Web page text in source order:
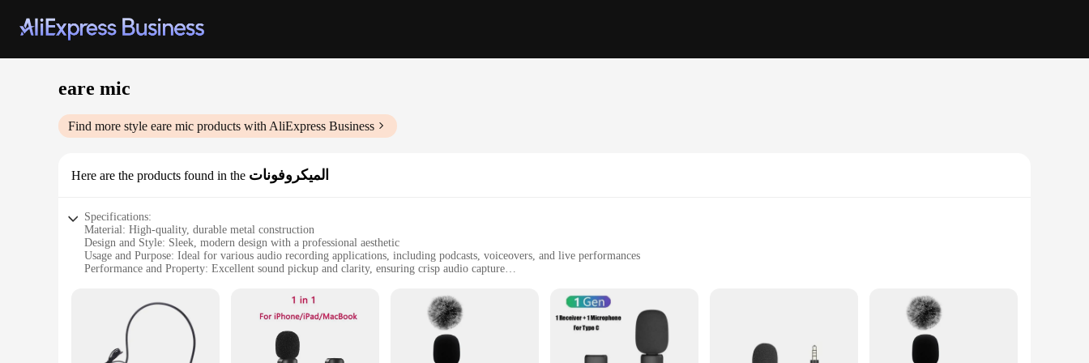
eare mic
Find more style eare mic products with AliExpress Business
Here are the products found in the الميكروفونات
Specifications:
Material: High-quality, durable metal construction
Design and Style: Sleek, modern design with a professional aesthetic
Usage and Purpose: Ideal for various audio recording applications, including podcasts, voiceovers, and live performances
Performance and Property: Excellent sound pickup and clarity, ensuring crisp audio capture
Typical Adaptive Scenario: Versatile enough for both studio and on-the-go recording needs
**Unmatched Sound Quality**